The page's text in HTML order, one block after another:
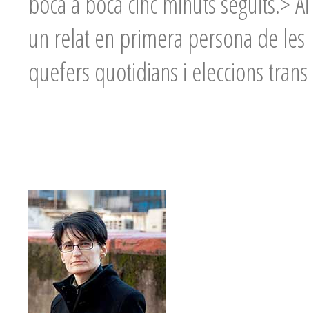
un relat en primera persona de
quefers quotidians i eleccions